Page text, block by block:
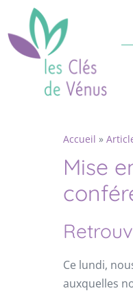
Accueil »
Mise
Ce lundi,
auxquelles